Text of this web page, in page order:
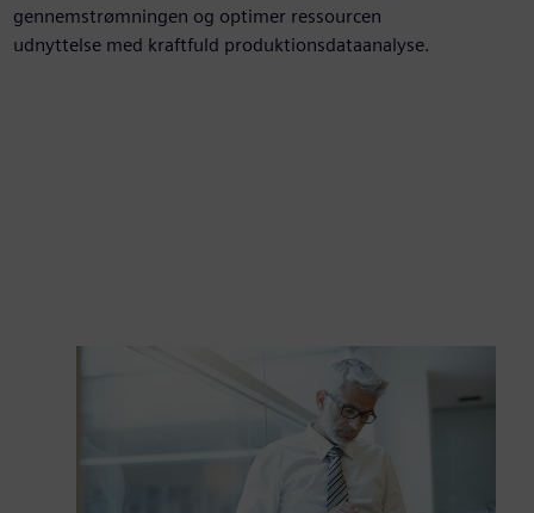
gennemstrømningen og optimer ressourcen
udnyttelse med kraftfuld produktionsdataanalyse.